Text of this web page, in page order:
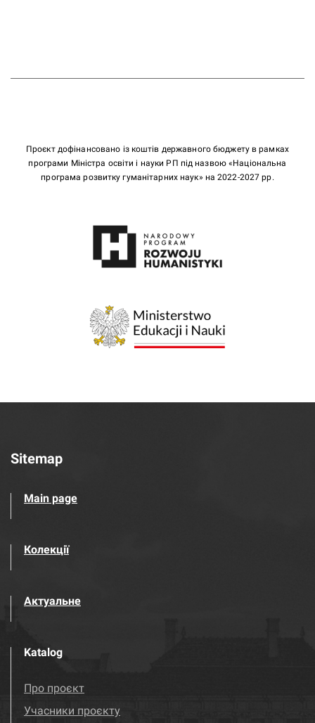
Проєкт дофінансовано із коштів державного бюджету в рамках
програми Міністра освіти і науки РП під назвою «Національна
програма розвитку гуманітарних наук» на 2022-2027 рр.
Sitemap
Main page
Колекції
Актуальне
Katalog
Про проєкт
Учасники проєкту